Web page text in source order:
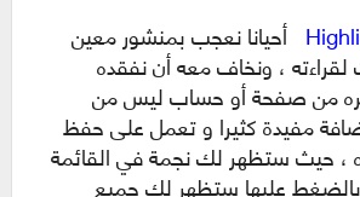
أحيانا نعجب بمنشور معين
، ونخاف معه أن نفقده
من صفحة أو حساب ليس من
مفيدة كثيرا و تعمل على حفظ
، حيث ستظهر لك نجمة في القائمة
عليها ستظهر لك جميع